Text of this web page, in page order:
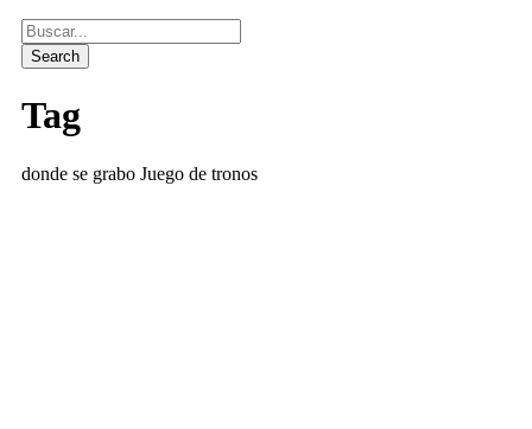
Tag
donde se grabo Juego de tronos